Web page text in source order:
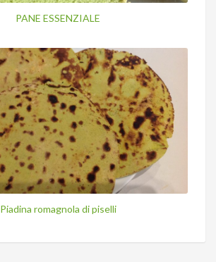
PANE ESSENZIALE
Piadina romagnola di piselli